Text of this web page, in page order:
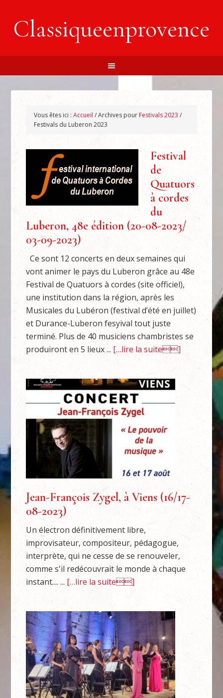
Classiqueenprovence
Vous êtes ici :Accueil /Archives pour Festivals 2023 /
Festivals du Luberon 2023
Festival
de
Quatuors
à cordes
du
Luberon, 48e édition (20-08-2023/
03-09-2023)
Ce sont 12 concerts en deux semaines qui
vont animer le pays du Luberon grâce au 48e
Festival de Quatuors à cordes (site officiel),
une institution dans la région, après les
Musicales du Lubéron (festival d’été en juillet)
et Durance-Luberon fesyival tout juste
terminé. Plus de 40 musiciens chambristes se
produiront en 5 lieux ... […lire la suite]
Jean-François Zygel, à Viens (16/17-
08-2023)
Un électron définitivement libre,
improvisateur, compositeur, pédagogue,
interprète, qui ne cesse de se renouveler,
comme s'il redécouvrait le monde à chaque
instant.... ... […lire la suite]